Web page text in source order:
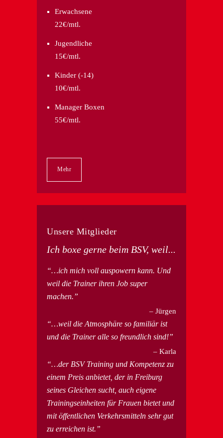
Erwachsene
22€/mtl.
Jugendliche
15€/mtl.
Kinder (-14)
10€/mtl.
Manager Boxen
55€/mtl.
Mehr
Unsere Mitglieder
Ich boxe gerne beim BSV, weil...
…ich mich voll auspowern kann. Und
weil die Trainer ihren Job super
machen.
Jürgen
…weil die Atmosphäre so familiär ist
und die Trainer alle so freundlich sind!
Karla
…der BSV Training und Kompetenz zu
einem Preis anbietet, der in Freiburg
seines Gleichen sucht, auch eigene
Trainingseinheiten für Frauen bietet und
mit öffentlichen Verkehrsmitteln sehr gut
zu erreichen ist.